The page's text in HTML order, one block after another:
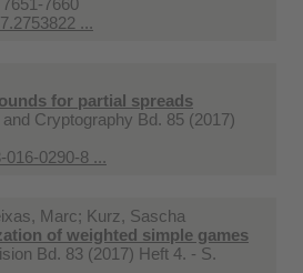
...
for partial spreads
Cryptography Bd. 85 (2017)
016-0290-8 ...
Marc; Kurz, Sascha
of weighted simple games
Bd. 83 (2017) Heft 4. - S.